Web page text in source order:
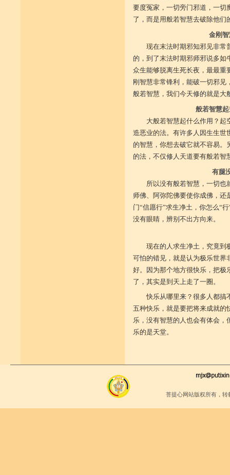
要度冤家，一切旁门邪道，一切
了，而是用般若智慧去破除他们
金刚
现在末法时期邪知邪见非常
的，到了末法时期邪师邪说多
众生能够脱离生死长夜，最最重
刚智慧非常锋利，能破一切邪
般若智慧，我们今天修的就是大
般若智慧
大般若智慧起什么作用？起
造恶业的法。有许多人因生生世
的智慧，你想去破它就不容易
的法，不仅修人天道要有般若
有腿
所以没有般若智慧，一切也
师佛、阿弥陀佛要使你成佛，
门“信愿行”求生净土，你怎么“
没有眼睛，辨别不出方向来。
现在的人求生净土，究竟到
可怕的错见，就是认为极乐世界
好。因为那个地方很快乐，把极
了，其实是到天上走了一圈。
快乐从哪里来？很多人都搞
五种快乐，就是要把将来成就的
乐，没有智慧的人也会有体会
乐的是天堂。
菩提心网站版权所有，